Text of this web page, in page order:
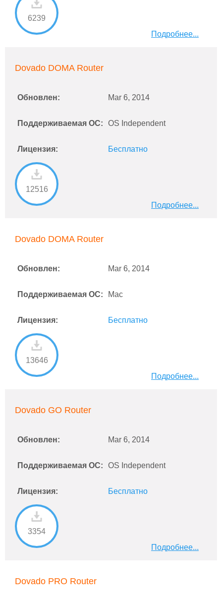
6239
Подробнее...
Dovado DOMA Router
Обновлен: Mar 6, 2014
Поддерживаемая ОС: OS Independent
Лицензия: Бесплатно
12516
Подробнее...
Dovado DOMA Router
Обновлен: Mar 6, 2014
Поддерживаемая ОС: Mac
Лицензия: Бесплатно
13646
Подробнее...
Dovado GO Router
Обновлен: Mar 6, 2014
Поддерживаемая ОС: OS Independent
Лицензия: Бесплатно
3354
Подробнее...
Dovado PRO Router